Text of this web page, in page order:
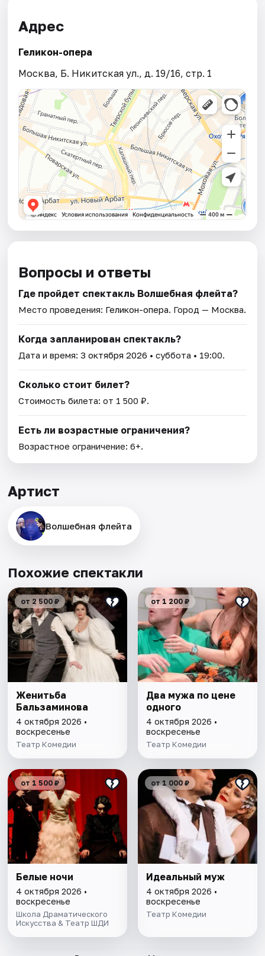
Адрес
Геликон-опера
Москва, Б. Никитская ул., д. 19/16, стр. 1​
Вопросы и ответы
Где пройдет спектакль Волшебная флейта?
Место проведения: Геликон-опера. Город — Москва.
Когда запланирован спектакль?
Дата и время:3 октября 2026 • суббота • 19:00.
Сколько стоит билет?
Стоимость билета: от 1 500 ₽.
Есть ли возрастные ограничения?
Возрастное ограничение: 6+.
Артист
Волшебная флейта
Похожие спектакли
от 2 500 ₽
Женитьба
Бальзаминова
4 октября 2026 •
воскресенье
Театр Комедии
от 1 200 ₽
Два мужа по цене
одного
4 октября 2026 •
воскресенье
Театр Комедии
от 1 500 ₽
Белые ночи
4 октября 2026 •
воскресенье
Школа Драматического
Искусства & Театр ШДИ
от 1 000 ₽
Идеальный муж
4 октября 2026 •
воскресенье
Театр Комедии